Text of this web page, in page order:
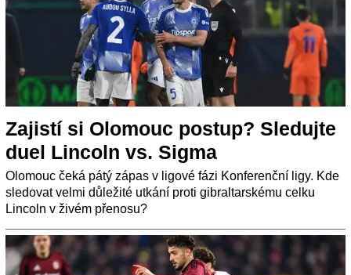
Zajistí si Olomouc postup? Sledujte
duel Lincoln vs. Sigma
Olomouc čeká pátý zápas v ligové fázi Konferenční ligy. Kde
sledovat velmi důležité utkání proti gibraltarskému celku
Lincoln v živém přenosu?